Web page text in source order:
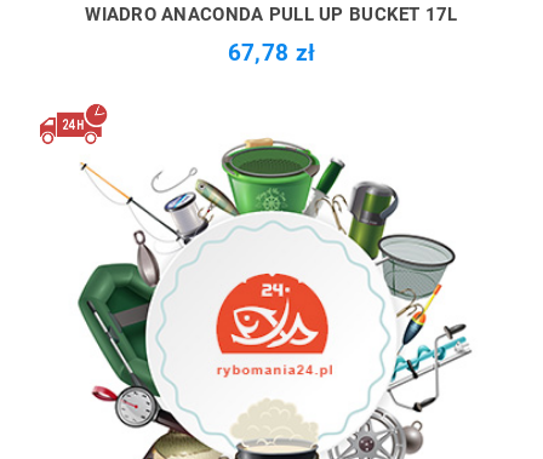
WIADRO ANACONDA PULL UP BUCKET 17L
67,78 zł